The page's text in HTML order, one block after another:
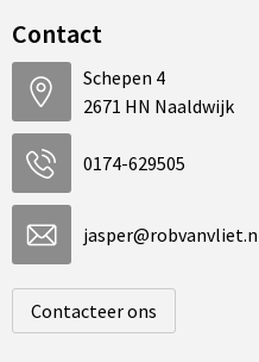
Contact
Schepen 4
2671 HN Naaldwijk
0174-629505
Contacteer ons